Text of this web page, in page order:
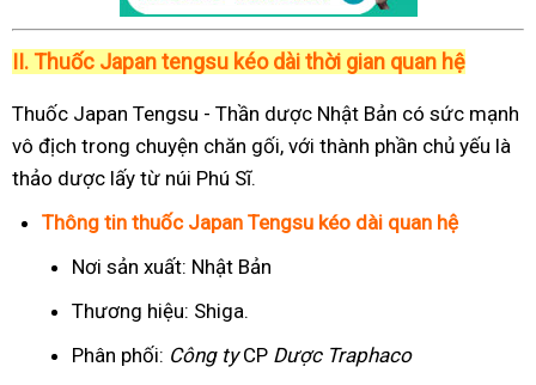
II. Thuốc Japan tengsu kéo dài thời gian quan hệ
Thuốc Japan Tengsu - Thần dược Nhật Bản có sức mạnh
vô địch trong chuyện chăn gối, với thành phần chủ yếu là
thảo dược lấy từ núi Phú Sĩ.
Thông tin thuốc Japan Tengsu kéo dài quan hệ
Nơi sản xuất: Nhật Bản
Thương hiệu: Shiga.
Phân phối: Công tyCP Dược Traphaco